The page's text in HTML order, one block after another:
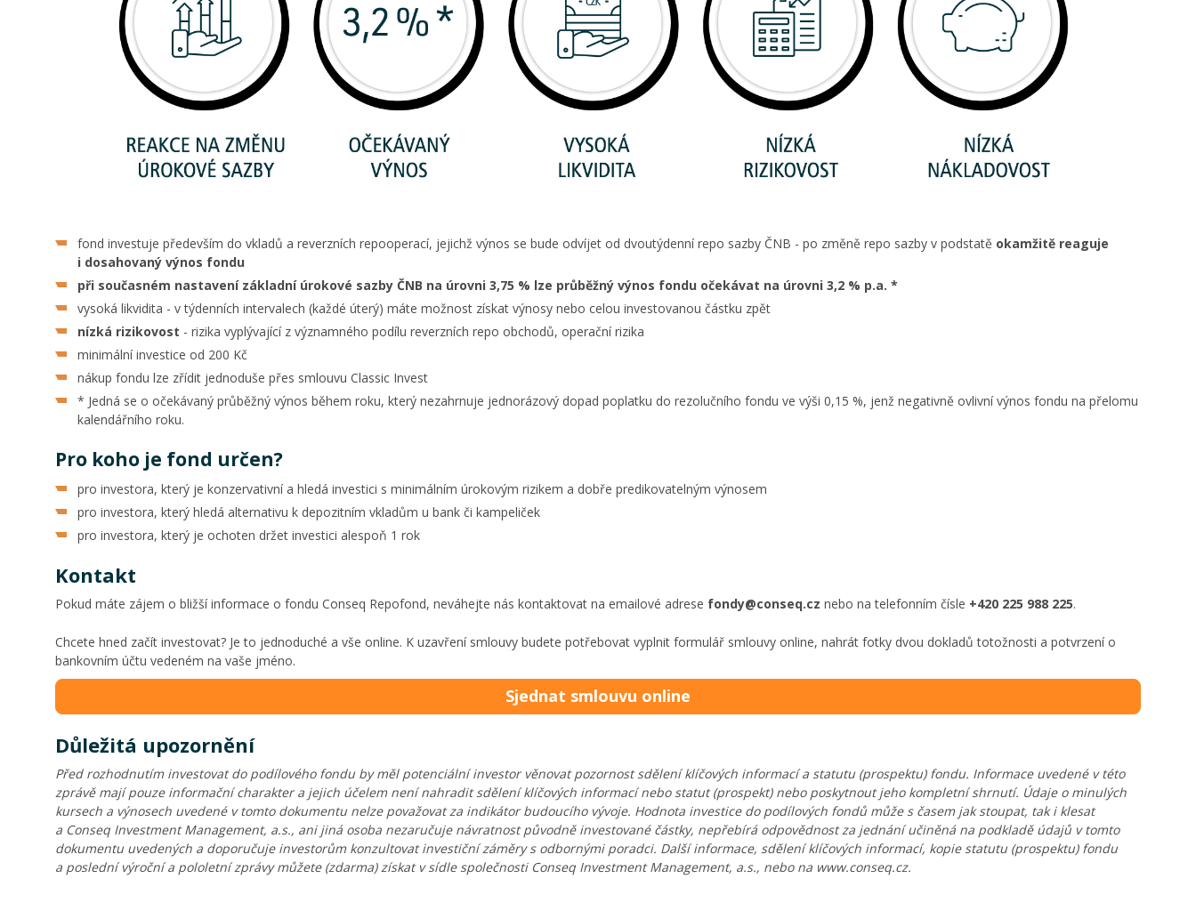
fond investuje především do vkladů a reverzních repooperací, jejichž výnos se bude odvíjet od dvoutýdenní repo sazby ČNB - po změně repo sazby v podstatě okamžitě reaguje
i dosahovaný výnos fondu
při současném nastavení základní úrokové sazby ČNB na úrovni 3,75 % lze průběžný výnos fondu očekávat na úrovni 3,2 % p.a. *
vysoká likvidita - v týdenních intervalech (každé úterý) máte možnost získat výnosy nebo celou investovanou částku zpět
nízká rizikovost - rizika vyplývající z významného podílu reverzních repo obchodů, operační rizika
minimální investice od 200 Kč
nákup fondu lze zřídit jednoduše přes smlouvu Classic Invest
* Jedná se o očekávaný průběžný výnos během roku, který nezahrnuje jednorázový dopad poplatku do rezolučního fondu ve výši 0,15 %, jenž negativně ovlivní výnos fondu na přelomu
kalendářního roku.
Pro koho je fond určen?
pro investora, který je konzervativní a hledá investici s minimálním úrokovým rizikem a dobře predikovatelným výnosem
pro investora, který hledá alternativu k depozitním vkladům u bank či kampeliček
pro investora, který je ochoten držet investici alespoň 1 rok
Kontakt
Pokud máte zájem o bližší informace o fondu Conseq Repofond, neváhejte nás kontaktovat na emailové adrese fondy@conseq.cz nebo na telefonním čísle +420 225 988 225.
Chcete hned začít investovat? Je to jednoduché a vše online. K uzavření smlouvy budete potřebovat vyplnit formulář smlouvy online, nahrát fotky dvou dokladů totožnosti a potvrzení o
bankovním účtu vedeném na vaše jméno.
Sjednat smlouvu online
Důležitá upozornění
Před rozhodnutím investovat do podílového fondu by měl potenciální investor věnovat pozornost sdělení klíčových informací a statutu (prospektu) fondu. Informace uvedené v této
zprávě mají pouze informační charakter a jejich účelem není nahradit sdělení klíčových informací nebo statut (prospekt) nebo poskytnout jeho kompletní shrnutí. Údaje o minulých
kursech a výnosech uvedené v tomto dokumentu nelze považovat za indikátor budoucího vývoje. Hodnota investice do podílových fondů může s časem jak stoupat, tak i klesat
a Conseq Investment Management, a.s., ani jiná osoba nezaručuje návratnost původně investované částky, nepřebírá odpovědnost za jednání učiněná na podkladě údajů v tomto
dokumentu uvedených a doporučuje investorům konzultovat investiční záměry s odbornými poradci. Další informace, sdělení klíčových informací, kopie statutu (prospektu) fondu
a poslední výroční a pololetní zprávy můžete (zdarma) získat v sídle společnosti Conseq Investment Management, a.s., nebo na www.conseq.cz.